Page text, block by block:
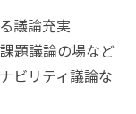
議論充実
題議論の場など
ビリティ議論な